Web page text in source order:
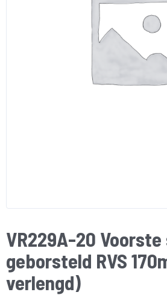
VR229A-20
geborsteld RVS
verlengd)